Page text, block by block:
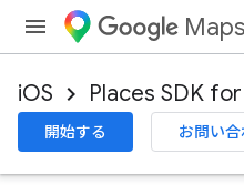
iOS Places SDK
開始する お問い合